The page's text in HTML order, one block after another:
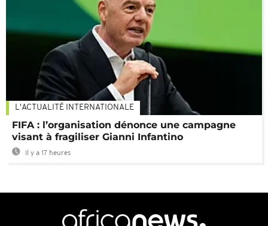
L'ACTUALITÉ INTERNATIONALE
FIFA : l’organisation dénonce une campagne
visant à fragiliser Gianni Infantino
Il y a 17 heures